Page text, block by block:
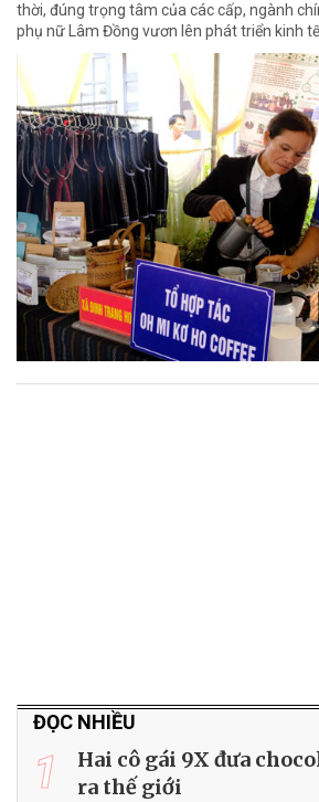
thời, đúng trọng tâm của các cấp, ngành
phụ nữ Lâm Đồng vươn lên phát triển kinh
ĐỌC NHIỀU
1
Hai cô gái 9X đưa
ra thế giới